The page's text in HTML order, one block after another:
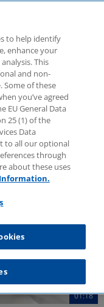
01:18
to help identify
enhance your
This
and non-
Some of these
you’ve agreed
EU General Data
25 (1) of the
Data
to all our optional
through
about these uses